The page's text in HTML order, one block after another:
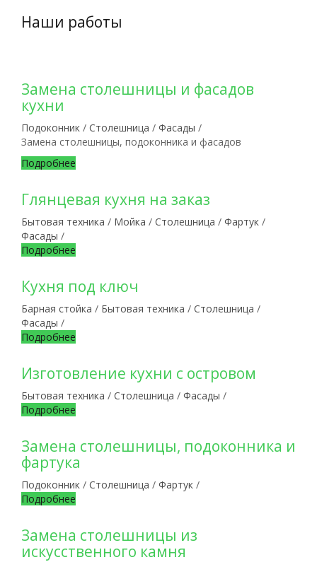
Наши работы
Замена столешницы и фасадов
кухни
Подоконник / Столешница / Фасады /
Замена столешницы, подоконника и фасадов
Подробнее
Глянцевая кухня на заказ
Бытовая техника / Мойка / Столешница / Фартук /
Фасады /
Подробнее
Кухня под ключ
Барная стойка / Бытовая техника / Столешница /
Фасады /
Подробнее
Изготовление кухни с островом
Бытовая техника / Столешница / Фасады /
Подробнее
Замена столешницы, подоконника и
фартука
Подоконник / Столешница / Фартук /
Подробнее
Замена столешницы из
искусственного камня